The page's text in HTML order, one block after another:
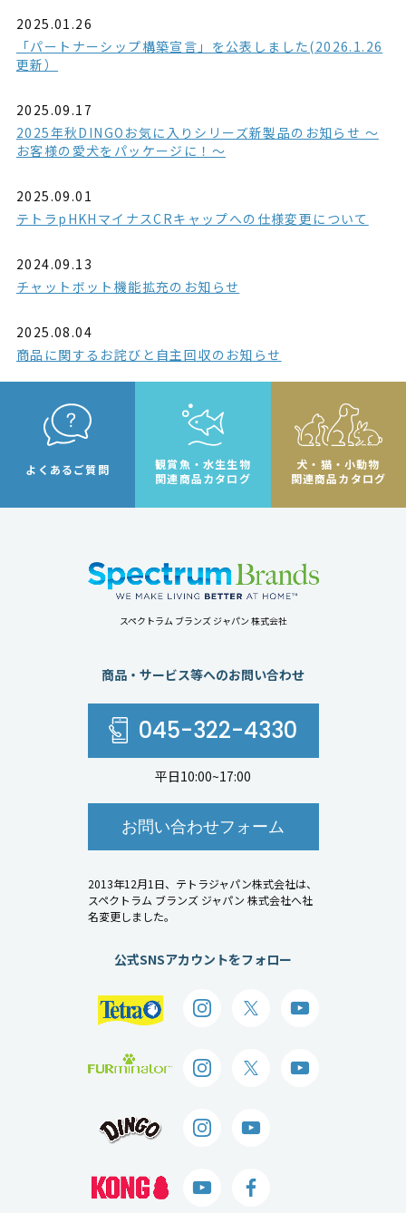
2025.01.26
「パートナーシップ構築宣言」を公表しました(2026.1.26
更新）
2025.09.17
2025年秋DINGOお気に入りシリーズ新製品のお知らせ ～
お客様の愛犬をパッケージに！～
2025.09.01
テトラpHKHマイナスCRキャップへの仕様変更について
2024.09.13
チャットボット機能拡充のお知らせ
2025.08.04
商品に関するお詫びと自主回収のお知らせ
よくあるご質問
観賞魚・水生生物
関連商品カタログ
犬・猫・小動物
関連商品カタログ
スペクトラム ブランズ ジャパン 株式会社
商品・サービス等へのお問い合わせ
045-322-4330
平日10:00~17:00
お問い合わせフォーム
2013年12月1日、テトラジャパン株式会社は、
スペクトラム ブランズ ジャパン 株式会社へ社
名変更しました。
公式SNSアカウントをフォロー